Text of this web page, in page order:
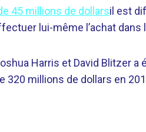
45 millions de dollarsil est
lui-même l’achat dans
Harris et David Blitzer
320 millions de dollars en